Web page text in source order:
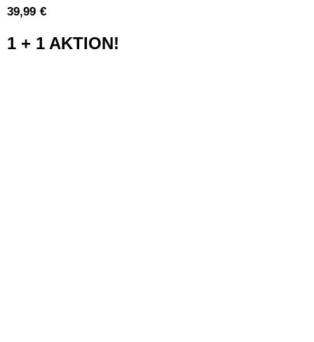
39,99 €
1 + 1 AKTION!